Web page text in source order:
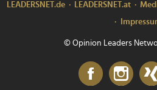
LEADERSNET.de LEADERSNET.at
© Opinion Leaders